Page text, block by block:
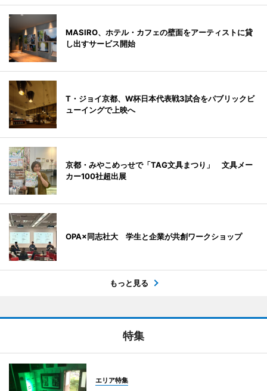
MASIRO、ホテル・カフェの壁面をアーティストに貸
し出すサービス開始
T・ジョイ京都、W杯日本代表戦3試合をパブリックビ
ューイングで上映へ
京都・みやこめっせで「TAG文具まつり」 文具メー
カー100社超出展
OPA×同志社大 学生と企業が共創ワークショップ
もっと見る
特集
エリア特集